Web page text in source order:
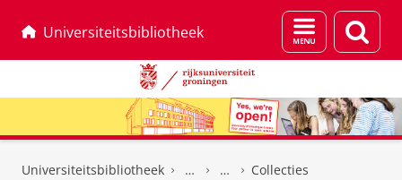
Universiteitsbibliotheek
Menu
en
Universiteitsbibliotheek Collecties